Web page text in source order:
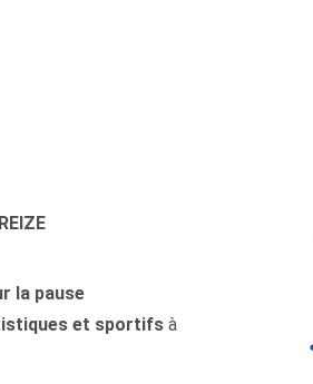
la pause
et sportifs à